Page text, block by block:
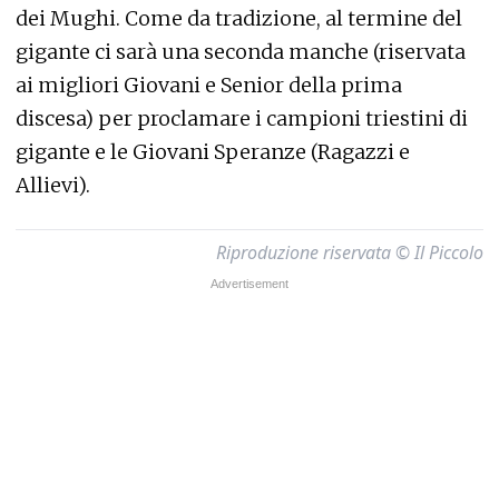
dei Mughi. Come da tradizione, al termine del
gigante ci sarà una seconda manche (riservata
ai migliori Giovani e Senior della prima
discesa) per proclamare i campioni triestini di
gigante e le Giovani Speranze (Ragazzi e
Allievi).
Riproduzione riservata © Il Piccolo